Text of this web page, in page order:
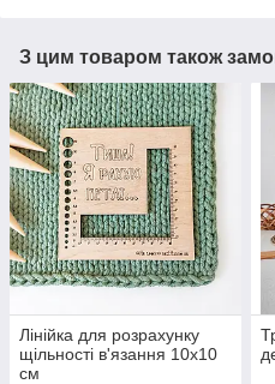
З цим товаром також
Лінійка для розрахунку
щільності в'язання 10х10
см